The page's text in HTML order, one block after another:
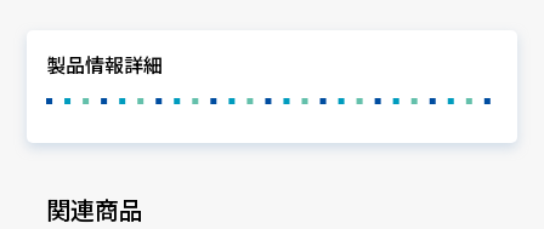
製品情報詳細
関連商品